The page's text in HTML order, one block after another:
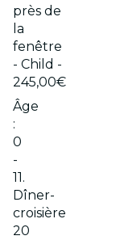
près de
la
fenêtre
- Child -
245,00€
Âge
:
0
-
11.
Dîner-
croisière
20